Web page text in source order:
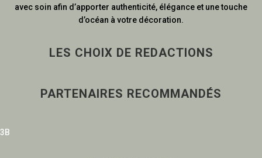
avec soin afin d’apporter authenticité, élégance et une touche
d’océan à votre décoration.
LES CHOIX DE REDACTIONS
PARTENAIRES RECOMMANDÉS
3B